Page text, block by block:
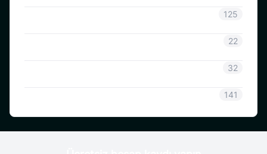
125
22
32
141